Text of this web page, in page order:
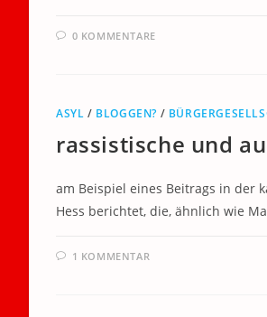
0 KOMMENTARE
ASYL / BLOGGEN? /
rassistische und
am Beispiel eines Beitrags in der
Hess berichtet, die, ähnlich wie
1 KOMMENTAR